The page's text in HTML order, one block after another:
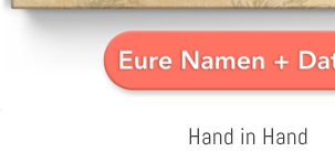
Hand in Hand